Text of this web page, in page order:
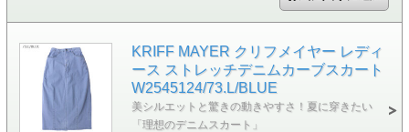
KRIFF MAYER クリフメイヤー レディ
ース ストレッチデニムカーブスカート
W2545124/73.L/BLUE
美シルエットと驚きの動きやすさ！夏に穿きたい
「理想のデニムスカート」